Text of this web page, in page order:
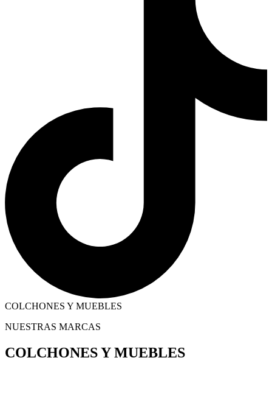
COLCHONES Y MUEBLES
NUESTRAS MARCAS
COLCHONES Y MUEBLES